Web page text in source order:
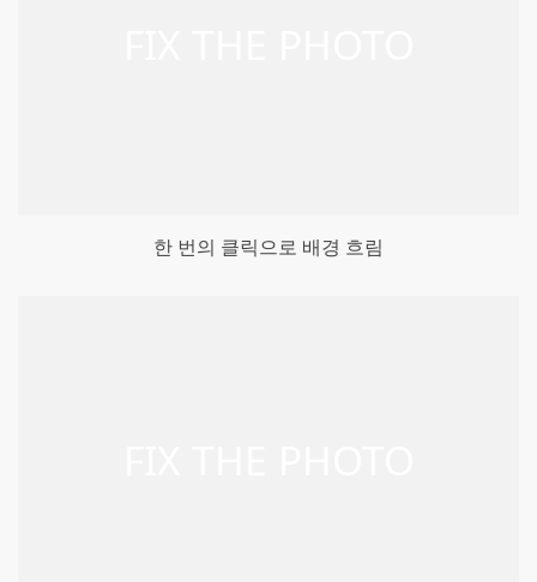
한 번의 클릭으로 배경 흐림